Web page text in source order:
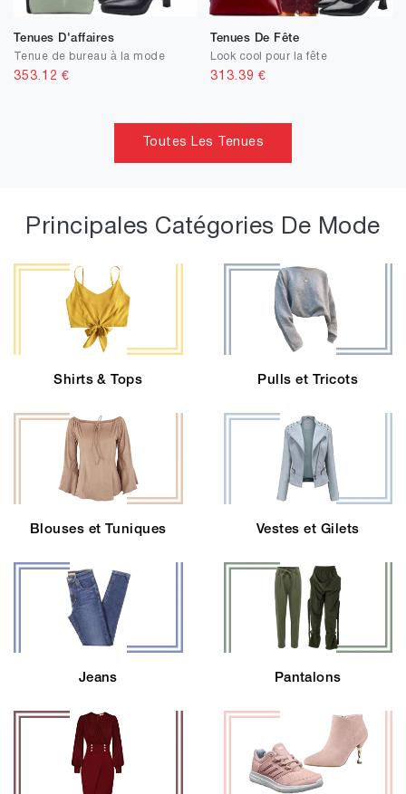
Tenues D'affaires
Tenue de bureau à la mode
353.12 €
Tenues De Fête
Look cool pour la fête
313.39 €
Toutes Les Tenues
Principales Catégories De Mode
Shirts & Tops Pulls et Tricots
Blouses et Tuniques Vestes et Gilets
Jeans Pantalons